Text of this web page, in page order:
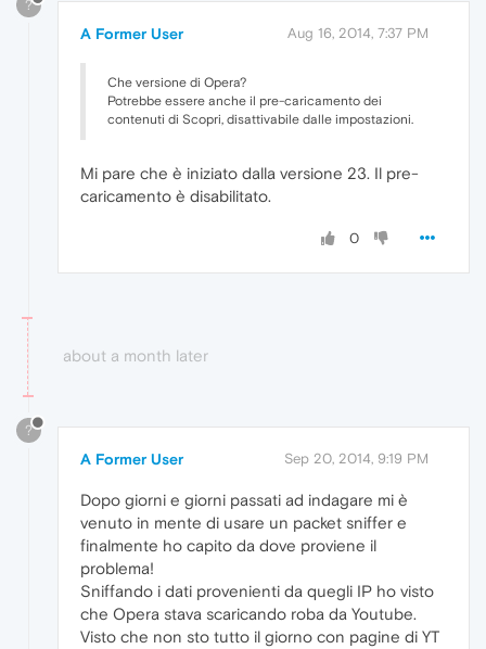
?
A Former User Aug 16, 2014, 7:37 PM
Che versione di Opera?
Potrebbe essere anche il pre-caricamento dei
contenuti di Scopri, disattivabile dalle impostazioni.
Mi pare che è iniziato dalla versione 23. Il pre-
caricamento è disabilitato.
0
about a month later
?
A Former User Sep 20, 2014, 9:19 PM
Dopo giorni e giorni passati ad indagare mi è
venuto in mente di usare un packet sniffer e
finalmente ho capito da dove proviene il
problema!
Sniffando i dati provenienti da quegli IP ho visto
che Opera stava scaricando roba da Youtube.
Visto che non sto tutto il giorno con pagine di YT